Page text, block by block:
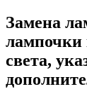
Замена
лампочки
света,